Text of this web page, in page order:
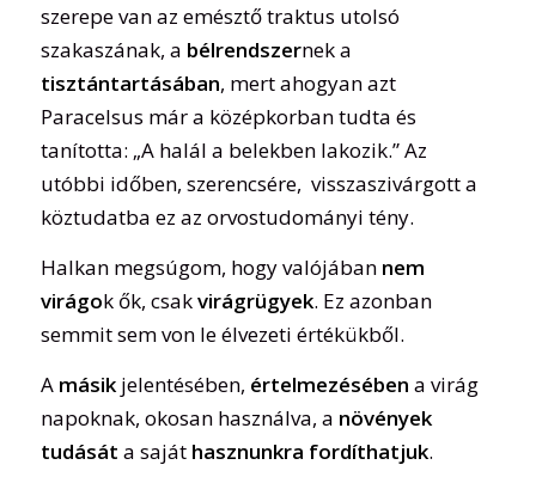
szerepe van az emésztő traktus utolsó
szakaszának, a bélrendszernek a
tisztántartásában, mert ahogyan azt
Paracelsus már a középkorban tudta és
tanította: „A halál a belekben lakozik.” Az
utóbbi időben, szerencsére, visszaszivárgott a
köztudatba ez az orvostudományi tény.
Halkan megsúgom, hogy valójában nem
virágok ők, csakvirágrügyek. Ez azonban
semmit sem von le élvezeti értékükből.
A másikjelentésében, értelmezésében a virág
napoknak, okosan használva, a növények
tudását a sajáthasznunkra fordíthatjuk.